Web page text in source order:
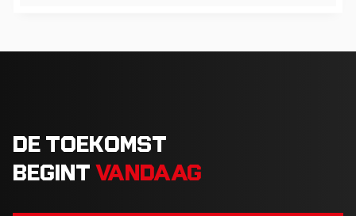
DE TOEKOMST
BEGINT VANDAAG